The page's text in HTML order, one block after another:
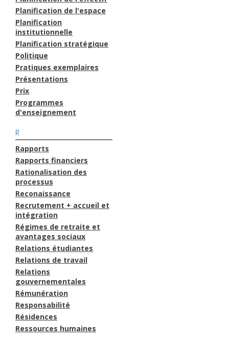
Planification de l'espace
Planification
institutionnelle
Planification stratégique
Politique
Pratiques exemplaires
Présentations
Prix
Programmes
d'enseignement
R
Rapports
Rapports financiers
Rationalisation des
processus
Reconaissance
Recrutement + accueil et
intégration
Régimes de retraite et
avantages sociaux
Relations étudiantes
Relations de travail
Relations
gouvernementales
Rémunération
Responsabilité
Résidences
Ressources humaines